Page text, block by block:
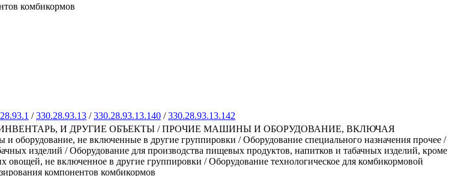
комбикормов
/330.28.93.13 /330.28.93.13.140 /330.28.93.13.142
И ДРУГИЕ ОБЪЕКТЫ / ПРОЧИЕ МАШИНЫ И ОБОРУДОВАНИЕ, ВКЛЮЧАЯ
не включенные в другие группировки / Оборудование специального назначения прочее /
изделий / Оборудование для производства пищевых продуктов, напитков и табачных изделий, кроме
овощей, не включенное в другие группировки / Оборудование технологическое для комбикормовой
компонентов комбикормов